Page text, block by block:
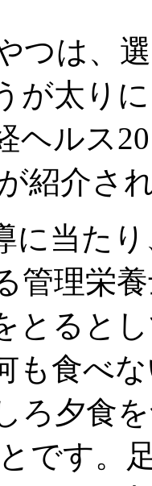
つは、
が太り
ヘルス
紹介さ
に当た
管理栄
とると
も食べ
ろ夕食
です。